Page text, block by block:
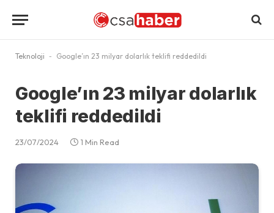
Teknoloji - Google’ın 23 milyar dolarlık teklifi reddedildi
Google’ın 23 milyar dolarlık
teklifi reddedildi
23/07/2024 1 Min Read